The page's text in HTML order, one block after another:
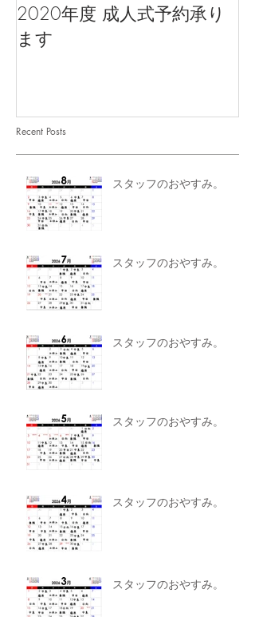
2020年度 成人式予約承り
ます
Recent Posts
スタッフのおやすみ。
スタッフのおやすみ。
スタッフのおやすみ。
スタッフのおやすみ。
スタッフのおやすみ。
スタッフのおやすみ。